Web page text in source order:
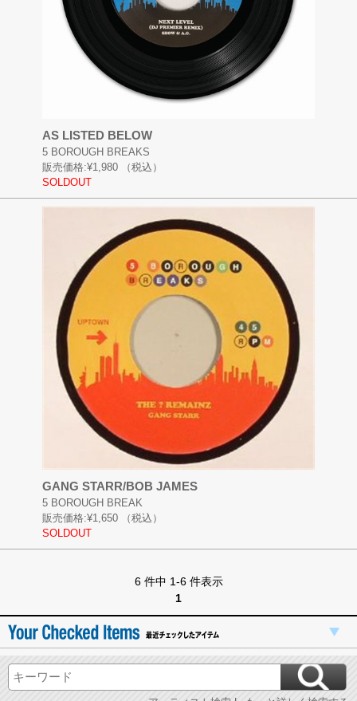
AS LISTED BELOW
5 BOROUGH BREAKS
販売価格:¥1,980
（税込）
SOLDOUT
GANG STARR/BOB JAMES
5 BOROUGH BREAK
販売価格:¥1,650
（税込）
SOLDOUT
6 件中 1-6 件表示
1